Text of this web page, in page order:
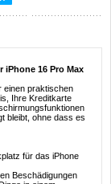
iPhone 16 Pro Max
einen praktischen
Ihre Kreditkarte
bleibt, ohne dass es
für das iPhone
Beschädigungen